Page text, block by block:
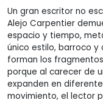
Un gran escritor no
Alejo Carpentier
espacio y tiempo,
único estilo, barroco
forman los
porque al carecer de
expanden en
movimiento, el lector